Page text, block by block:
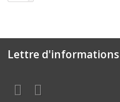
Lettre d'informations